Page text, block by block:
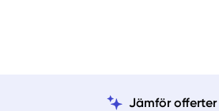
Jämför offerter